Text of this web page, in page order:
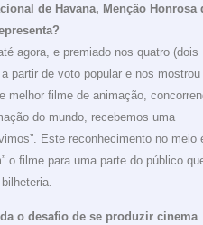
de Havana, Menção Honrosa
agora, e premiado nos quatro (dois
partir de voto popular e nos mostrou
melhor filme de animação,
do mundo, recebemos uma
Este reconhecimento no meio
o filme para uma parte do público
o desafio de se produzir cinema